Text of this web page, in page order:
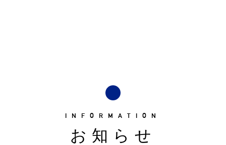
INFORMATION
お知らせ